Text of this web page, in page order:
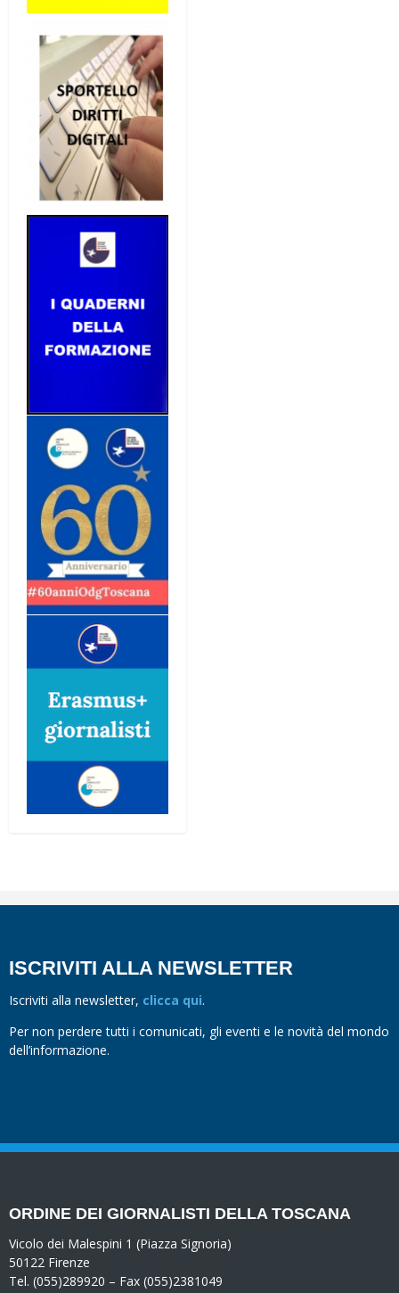
ISCRIVITI ALLA NEWSLETTER
Iscriviti alla newsletter, clicca qui.
Per non perdere tutti i comunicati, gli eventi e le novità del mondo
dell’informazione.
ORDINE DEI GIORNALISTI DELLA TOSCANA
Vicolo dei Malespini 1 (Piazza Signoria)
50122 Firenze
Tel. (055)289920 – Fax (055)2381049